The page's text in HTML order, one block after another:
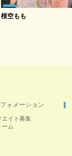
桜空もも
ォメーション
エイト募集
ーム